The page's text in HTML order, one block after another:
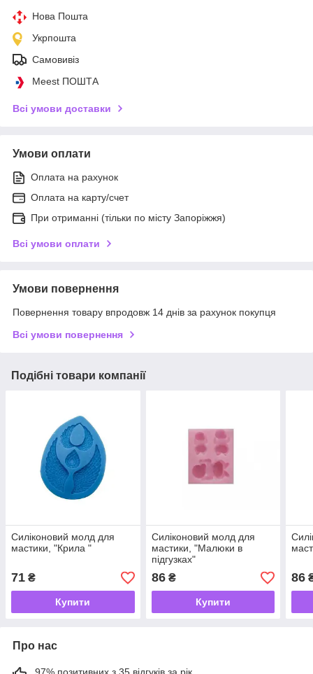
Нова Пошта
Укрпошта
Самовивіз
Meest ПОШТА
Всі умови доставки
Умови оплати
Оплата на рахунок
Оплата на карту/счет
При отриманні (тільки по місту Запоріжжя)
Всі умови оплати
Умови повернення
Повернення товару впродовж 14 днів за рахунок покупця
Всі умови повернення
Подібні товари компанії
Силіконовий молд для
мастики, "Крила "
71 ₴
Купити
Силіконовий молд для
мастики, "Малюки в
підгузках"
86₴
Купити
86
Про нас